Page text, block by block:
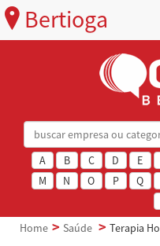
Bertioga
A B C D E
M
N O P Q
Home
Saúde Terapia